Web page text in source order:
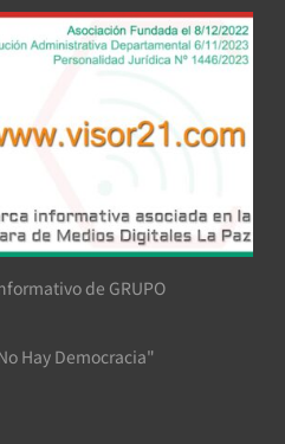
de GRUPO
Hay Democracia"